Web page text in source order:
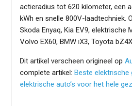
actieradius tot 620 kilometer, een
kWh en snelle 800V-laadtechniek.
Skoda Enyaq, Kia EV9, elektrische
Volvo EX60, BMW iX3, Toyota
Dit artikel verscheen origineel op
complete artikel: Beste elektrische
elektrische auto’s voor het hele